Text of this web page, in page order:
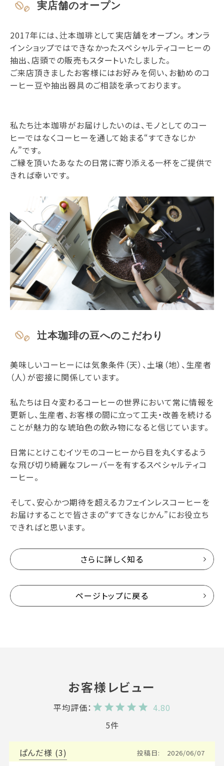
実店舗のオープン
2017年には、辻本珈琲として実店舗をオープン。 オンラ
インショップではできなかったスペシャルティコーヒーの
抽出、店頭での販売もスタートいたしました。
ご来店頂きましたお客様にはお好みを伺い、お勧めのコ
ーヒー豆や抽出器具のご相談を承っております。
私たち辻本珈琲がお届けしたいのは、モノとしてのコー
ヒーではなくコーヒーを通して始まる“すてきなじか
ん”です。
ご縁を頂いたあなたの日常に寄り添える一杯をご提供で
きれば幸いです。
辻本珈琲の豆へのこだわり
美味しいコーヒーには気象条件（天）、土壌（地）、生産者
（人）が密接に関係しています。
私たちは日々変わるコーヒーの世界において常に情報を
更新し、生産者、お客様の間に立って工夫・改善を続ける
ことが魅力的な琥珀色の飲み物になると信じています。
日常にとけこむイツモのコーヒーから目を丸くするよう
な飛び切り綺麗なフレーバーを有するスペシャルティコ
ーヒー。
そして、安心かつ期待を超えるカフェインレスコーヒーを
お届けすることで皆さまの“すてきなじかん”にお役立ち
できればと思います。
さらに詳しく知る
ページトップに戻る
4.80
5
ぱんだ 3 投稿日 2026/06/07